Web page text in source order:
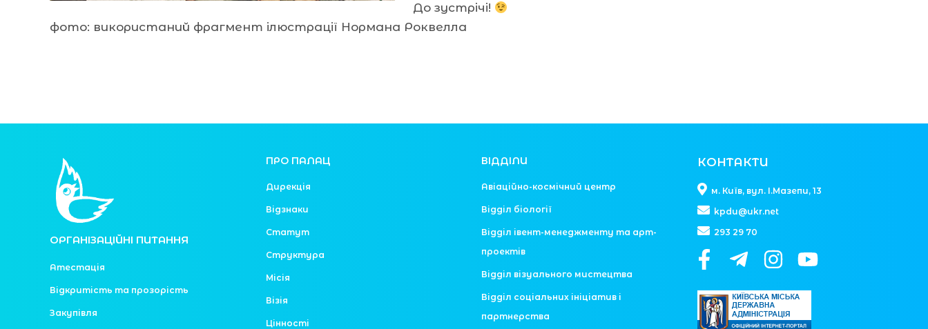
До зустрічі!
фото: використаний фрагмент ілюстрації Нормана Роквелла
ОРГАНІЗАЦІЙНІ ПИТАННЯ
Атестація
Відкритість та прозорість
Закупівля
ПРО ПАЛАЦ
Дирекція
Відзнаки
Статут
Структура
Місія
Візія
Цінності
ВІДДІЛИ
Авіаційно-космічний центр
Відділ біології
Відділ івент-менеджменту та арт-
проектів
Відділ візуального мистецтва
Відділ соціальних ініціатив і
партнерства
КОНТАКТИ
м. Київ, вул. І.Мазепи, 13
kpdu@ukr.net
293 29 70